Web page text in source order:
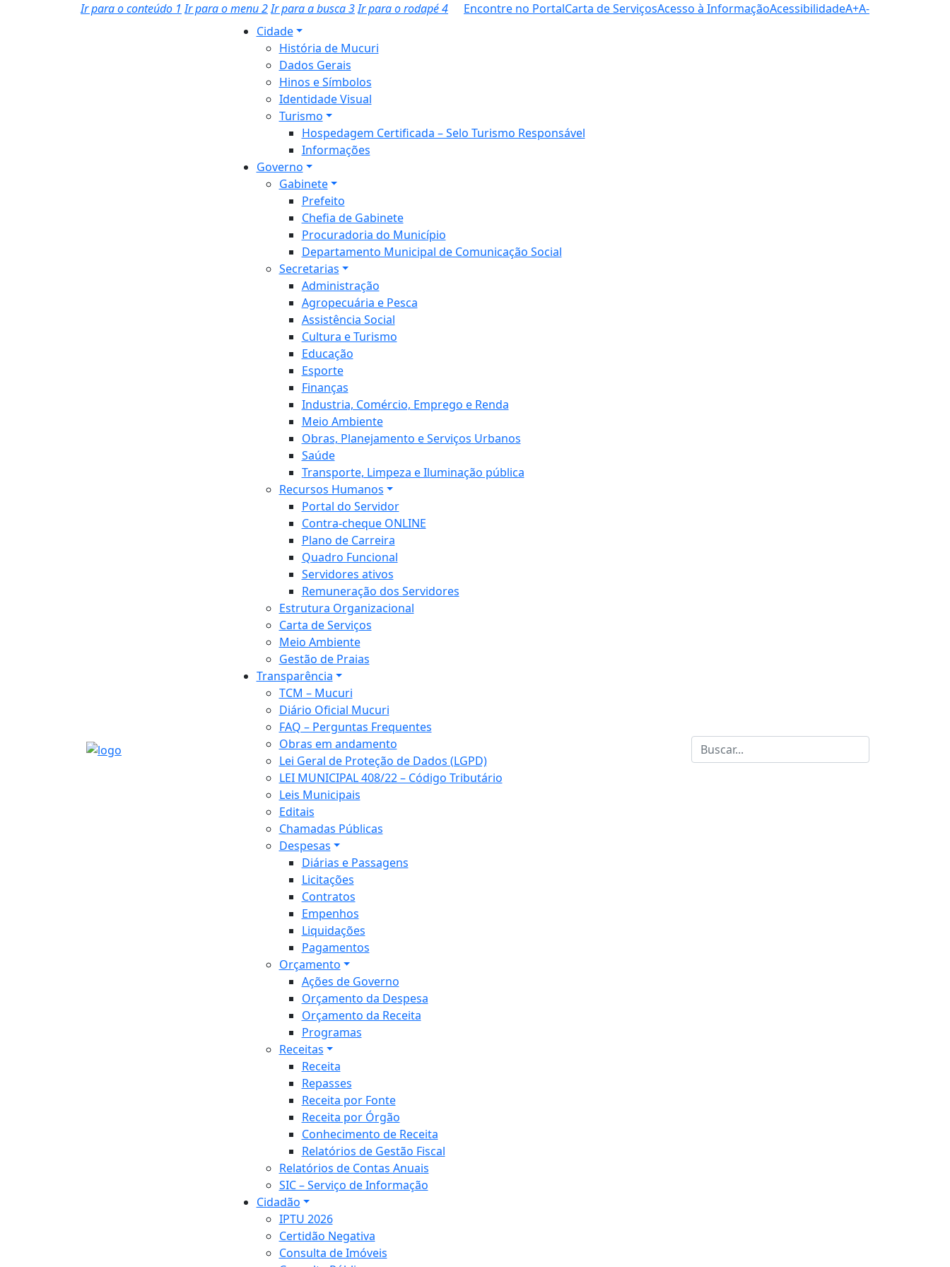
Ir para o conteúdo 1 Ir para o menu2Ir para a busca3Ir para o rodapé4 Encontre no PortalCarta de ServiçosAcesso à InformaçãoAcessibilidadeA+A-
Cidade
História de Mucuri
Dados Gerais
Hinos e Símbolos
Identidade Visual
Turismo
Hospedagem Certificada – Selo Turismo Responsável
Informações
Governo
Gabinete
Prefeito
Chefia de Gabinete
Procuradoria do Município
Departamento Municipal de Comunicação Social
Secretarias
Administração
Agropecuária e Pesca
Assistência Social
Cultura e Turismo
Educação
Esporte
Finanças
Industria, Comércio, Emprego e Renda
Meio Ambiente
Obras, Planejamento e Serviços Urbanos
Saúde
Transporte, Limpeza e Iluminação pública
Recursos Humanos
Portal do Servidor
Contra-cheque ONLINE
Plano de Carreira
Quadro Funcional
Servidores ativos
Remuneração dos Servidores
Estrutura Organizacional
Carta de Serviços
Meio Ambiente
Gestão de Praias
Transparência
TCM – Mucuri
Diário Oficial Mucuri
FAQ – Perguntas Frequentes
Obras em andamento
Lei Geral de Proteção de Dados (LGPD)
LEI MUNICIPAL 408/22 – Código Tributário
Leis Municipais
Editais
Chamadas Públicas
Despesas
Diárias e Passagens
Licitações
Contratos
Empenhos
Liquidações
Pagamentos
Orçamento
Ações de Governo
Orçamento da Despesa
Orçamento da Receita
Programas
Receitas
Receita
Repasses
Receita por Fonte
Receita por Órgão
Conhecimento de Receita
Relatórios de Gestão Fiscal
Relatórios de Contas Anuais
SIC – Serviço de Informação
Cidadão
IPTU 2026
Certidão Negativa
Consulta de Imóveis